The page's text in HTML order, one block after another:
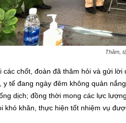
Thăm,
các chốt, đoàn đã thăm hỏi và gửi
y tế đang ngày đêm không quản
dịch; đồng thời mong các lực
khó khăn, thực hiện tốt nhiệm vụ